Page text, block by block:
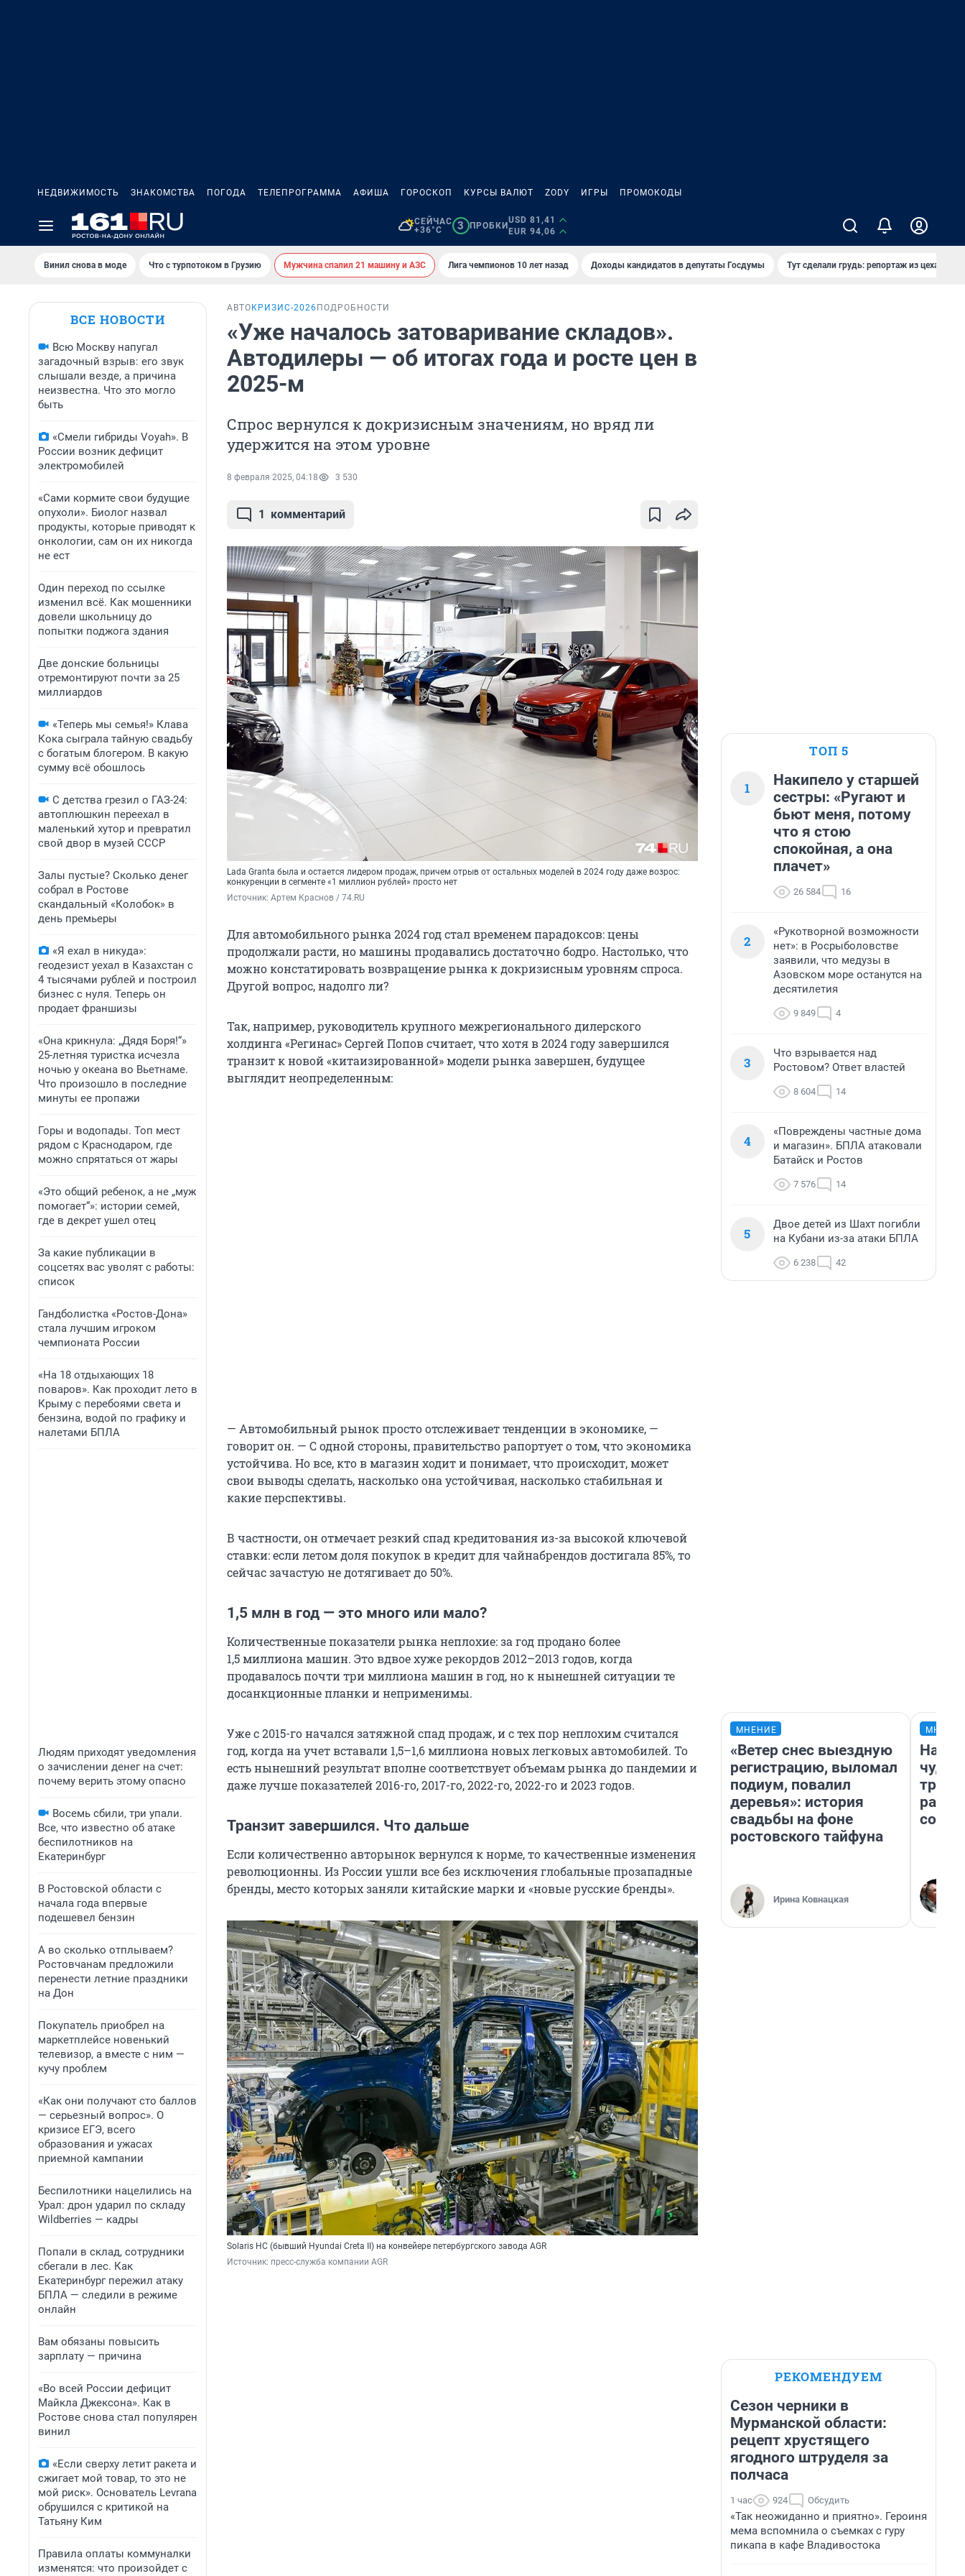
НЕДВИЖИМОСТЬ ЗНАКОМСТВА ПОГОДА ТЕЛЕПРОГРАММА АФИША ГОРОСКОП КУРСЫ ВАЛЮТ ZODY ИГРЫ ПРОМОКОДЫ
СЕЙЧАС
+36°C
3 ПРОБКИ
USD 81,41
EUR 94,06
Винил снова в моде Что с турпотоком в Грузию Мужчина спалил 21 машину и АЗС Лига чемпионов 10 лет назад Доходы кандидатов в депутаты Госдумы Тут сделали грудь: репортаж из цеха
ВСЕ НОВОСТИ
Всю Москву напугал
загадочный взрыв: его звук
слышали везде, а причина
неизвестна. Что это могло
быть
«Смели гибриды Voyah». В
России возник дефицит
электромобилей
«Сами кормите свои будущие
опухоли». Биолог назвал
продукты, которые приводят к
онкологии, сам он их никогда
не ест
Один переход по ссылке
изменил всё. Как мошенники
довели школьницу до
попытки поджога здания
Две донские больницы
отремонтируют почти за 25
миллиардов
«Теперь мы семья!» Клава
Кока сыграла тайную свадьбу
с богатым блогером. В какую
сумму всё обошлось
С детства грезил о ГАЗ-24:
автоплюшкин переехал в
маленький хутор и превратил
свой двор в музей СССР
Залы пустые? Сколько денег
собрал в Ростове
скандальный «Колобок» в
день премьеры
«Я ехал в никуда»:
геодезист уехал в Казахстан с
4 тысячами рублей и построил
бизнес с нуля. Теперь он
продает франшизы
«Она крикнула: „Дядя Боря!“»
25-летняя туристка исчезла
ночью у океана во Вьетнаме.
Что произошло в последние
минуты ее пропажи
Горы и водопады. Топ мест
рядом с Краснодаром, где
можно спрятаться от жары
«Это общий ребенок, а не „муж
помогает“»: истории семей,
где в декрет ушел отец
За какие публикации в
соцсетях вас уволят с работы:
список
Гандболистка «Ростов-Дона»
стала лучшим игроком
чемпионата России
«На 18 отдыхающих 18
поваров». Как проходит лето в
Крыму с перебоями света и
бензина, водой по графику и
налетами БПЛА
Людям приходят уведомления
о зачислении денег на счет:
почему верить этому опасно
Восемь сбили, три упали.
Все, что известно об атаке
беспилотников на
Екатеринбург
В Ростовской области с
начала года впервые
подешевел бензин
А во сколько отплываем?
Ростовчанам предложили
перенести летние праздники
на Дон
Покупатель приобрел на
маркетплейсе новенький
телевизор, а вместе с ним —
кучу проблем
«Как они получают сто баллов
— серьезный вопрос». О
кризисе ЕГЭ, всего
образования и ужасах
приемной кампании
Беспилотники нацелились на
Урал: дрон ударил по складу
Wildberries — кадры
Попали в склад, сотрудники
сбегали в лес. Как
Екатеринбург пережил атаку
БПЛА — следили в режиме
онлайн
Вам обязаны повысить
зарплату — причина
«Во всей России дефицит
Майкла Джексона». Как в
Ростове снова стал популярен
винил
«Если сверху летит ракета и
сжигает мой товар, то это не
мой риск». Основатель Levrana
обрушился с критикой на
Татьяну Ким
Правила оплаты коммуналки
изменятся: что произойдет с
АВТО КРИЗИС-2026 ПОДРОБНОСТИ
«Уже началось затоваривание складов».
Автодилеры — об итогах года и росте цен в
2025-м
Спрос вернулся к докризисным значениям, но вряд ли
удержится на этом уровне
8 февраля 2025, 04:18 3 530
1 комментарий
Lada Granta была и остается лидером продаж, причем отрыв от остальных моделей в 2024 году даже возрос:
конкуренции в сегменте «1 миллион рублей» просто нет
Источник: Артем Краснов / 74.RU
Для автомобильного рынка 2024 год стал временем парадоксов: цены
продолжали расти, но машины продавались достаточно бодро. Настолько, что
можно констатировать возвращение рынка к докризисным уровням спроса.
Другой вопрос, надолго ли?
Так, например, руководитель крупного межрегионального дилерского
холдинга «Регинас» Сергей Попов считает, что хотя в 2024 году завершился
транзит к новой «китаизированной» модели рынка завершен, будущее
выглядит неопределенным:
— Автомобильный рынок просто отслеживает тенденции в экономике, —
говорит он. — С одной стороны, правительство рапортует о том, что экономика
устойчива. Но все, кто в магазин ходит и понимает, что происходит, может
свои выводы сделать, насколько она устойчивая, насколько стабильная и
какие перспективы.
В частности, он отмечает резкий спад кредитования из-за высокой ключевой
ставки: если летом доля покупок в кредит для чайнабрендов достигала 85%, то
сейчас зачастую не дотягивает до 50%.
1,5 млн в год — это много или мало?
Количественные показатели рынка неплохие: за год продано более
1,5 миллиона машин. Это вдвое хуже рекордов 2012–2013 годов, когда
продавалось почти три миллиона машин в год, но к нынешней ситуации те
досанкционные планки и неприменимы.
Уже с 2015-го начался затяжной спад продаж, и с тех пор неплохим считался
год, когда на учет вставали 1,5–1,6 миллиона новых легковых автомобилей. То
есть нынешний результат вполне соответствует объемам рынка до пандемии и
даже лучше показателей 2016-го, 2017-го, 2022-го, 2022-го и 2023 годов.
Транзит завершился. Что дальше
Если количественно авторынок вернулся к норме, то качественные изменения
революционны. Из России ушли все без исключения глобальные прозападные
бренды, место которых заняли китайские марки и «новые русские бренды».
Solaris HC (бывший Hyundai Creta II) на конвейере петербургского завода AGR
Источник: пресс-служба компании AGR
ТОП 5
1
Накипело у старшей
сестры: «Ругают и
бьют меня, потому
что я стою
спокойная, а она
плачет»
26 584 16
2
«Рукотворной возможности
нет»: в Росрыболовстве
заявили, что медузы в
Азовском море останутся на
десятилетия
9 849 4
3
Что взрывается над
Ростовом? Ответ властей
8 604 14
4
«Повреждены частные дома
и магазин». БПЛА атаковали
Батайск и Ростов
7 576 14
5
Двое детей из Шахт погибли
на Кубани из-за атаки БПЛА
6 238 42
МНЕНИЕ
«Ветер снес выездную
регистрацию, выломал
подиум, повалил
деревья»: история
свадьбы на фоне
ростовского тайфуна
Ирина Ковнацкая
РЕКОМЕНДУЕМ
Сезон черники в
Мурманской области:
рецепт хрустящего
ягодного штруделя за
полчаса
1 час 924 Обсудить
«Так неожиданно и приятно». Героиня
мема вспомнила о съемках с гуру
пикапа в кафе Владивостока